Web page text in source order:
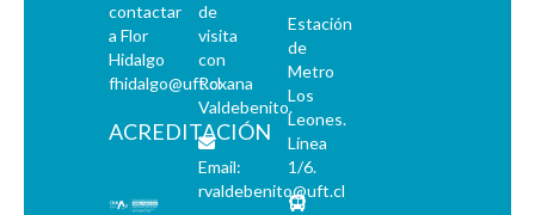
contactar
a Flor
Hidalgo
fhidalgo@uft.cl
ACREDITACIÓN
de
visita
con
Roxana
Valdebenito.
Email:
rvaldebenito@uft.cl
Estación
de
Metro
Los
Leones.
Línea
1/6.